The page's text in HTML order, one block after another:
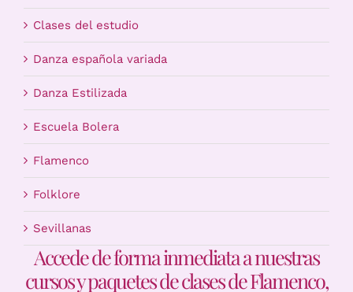
Carrito
Clases del estudio
Danza española variada
Danza Estilizada
Escuela Bolera
Flamenco
Folklore
Sevillanas
Accede de forma inmediata a nuestras
cursos y paquetes de clases de Flamenco,